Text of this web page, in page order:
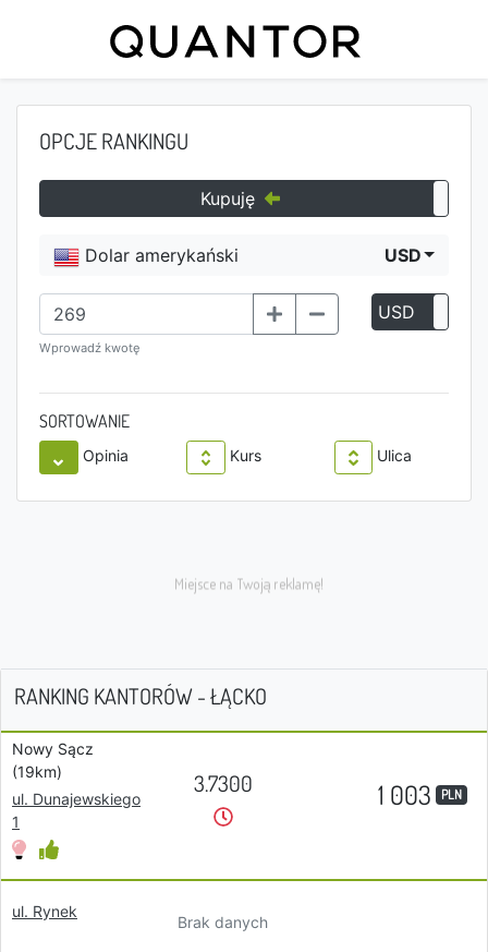
OPCJE RANKINGU
Kupuję
Dolar amerykański USD
Wprowadź kwotę
USD
SORTOWANIE
Opinia Kurs Ulica
RANKING KANTORÓW - ŁĄCKO
Nowy Sącz
(19km)
ul. Dunajewskiego
1
3.7300 1 003 PLN
ul. Rynek
Brak danych